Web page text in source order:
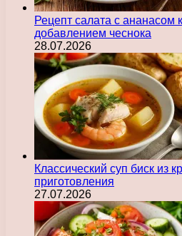
Рецепт салата с ананасом
добавлением чеснока
28.07.2026
Классический суп биск из
приготовления
27.07.2026